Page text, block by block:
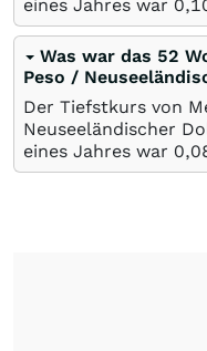
eines Jahres war
Was war das 52
Peso /
Der Tiefstkurs von
Neuseeländischer
eines Jahres war